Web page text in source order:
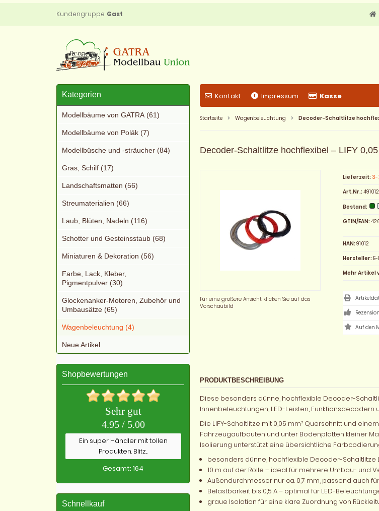
Kundengruppe: Gast
Kontakt Impressum Kasse
Startseite Wagenbeleuchtung Decoder-Schaltlitze
Decoder-Schaltlitze hochflexibel – LIFY
Für eine größere Ansicht klicken Sie auf das
Vorschaubild
Lieferzeit: 3-
Art.Nr.:491012
Bestand:
GTIN/EAN:
HAN:91012
Hersteller:
Mehr Artikel
PRODUKTBESCHREIBUNG
Diese besonders dünne, hochflexible Decoder-
Innenbeleuchtungen, LED-Leisten,
Die LIFY-Schaltlitze mit 0,05 mm² Querschnitt und
Fahrzeugaufbauten und unter Bodenplatten kleiner
Isolierung unterstützt eine übersichtliche
besonders dünne, hochflexible Decoder-Schaltlitze
10 m auf der Rolle – ideal für mehrere Umbau- und
Außendurchmesser nur ca. 0,7 mm, passend auch für
Belastbarkeit bis 0,5 A – optimal für LED-
graue Isolation für eine klare Zuordnung von
Kategorien
Modellbäume von GATRA (61)
Modellbäume von Polák (7)
Modellbüsche und -sträucher (84)
Gras, Schilf (17)
Landschaftsmatten (56)
Streumaterialien (66)
Laub, Blüten, Nadeln (116)
Schotter und Gesteinsstaub (68)
Miniaturen & Dekoration (56)
Farbe, Lack, Kleber,
Pigmentpulver (30)
Glockenanker-Motoren, Zubehör und
Umbausätze (65)
Wagenbeleuchtung (4)
Neue Artikel
Shopbewertungen
Sehr gut
4.95 / 5.00
Ein super Händler mit tollen
Produkten. Blitz...
Gesamt: 164
Schnellkauf